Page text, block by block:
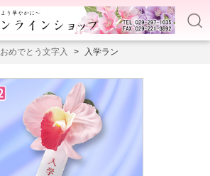
おめでとう文字入 入学ラン